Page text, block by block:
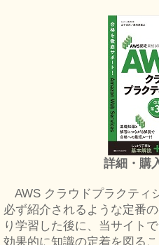
詳細・購
AWS クラウドプラクティ
必ず紹介されるような定番
り学習した後に、当サイト
効果的に知識の定着を図るこ